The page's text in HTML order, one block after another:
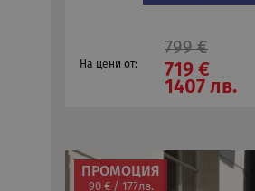
На цени от:
799 €
719 €
1407 лв.
ПРОМОЦИЯ
90 € / 177лв.